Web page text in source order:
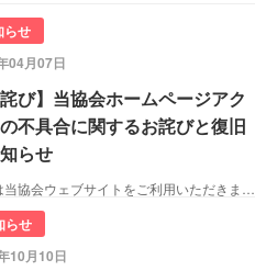
らせ
04月07日
詫び】当協会ホームページアク
不具合に関するお詫びと復旧
らせ
平素は当協会ウェブサイトをご利用いただきまして、…
らせ
10月10日